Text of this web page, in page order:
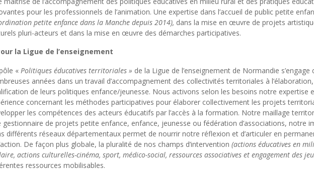
pour les professionnels de l’animation. Une expertise dans l’accueil de public petite
petite enfance dans la Manche depuis 2014), dans la mise en œuvre de projets
pluri-acteurs et dans la mise en œuvre des démarches participatives.
la Ligue de l’enseignement
«Politiques éducatives territoriales » de la Ligue de l’enseignement de Normandie s’engage
années dans un travail d’accompagnement des collectivités territoriales à
de leurs politiques enfance/jeunesse. Nous activons selon les besoins notre expertise
concernant les méthodes participatives pour élaborer collectivement les projets
les compétences des acteurs éducatifs par l’accès à la formation. Notre maillage
gestionnaire de projets petite enfance, enfance, jeunesse ou fédération d’associations, notre
différents réseaux départementaux permet de nourrir notre réflexion et d’articuler en
De façon plus globale, la pluralité de nos champs d’intervention(actions éducatives en
actions culturelles-cinéma, sport, médico-social, ressources associatives et engagement des
ressources mobilisables.